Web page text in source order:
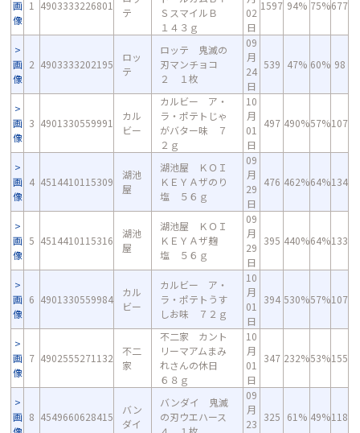
画
像
1 4903333226801
テ
ＳスマイルＢ
１４３ｇ
02
日
1597 94% 75%677
画
像
2 4903333202195
ロッ
テ
ロッテ 鬼滅の
刃マンチョコ
２ １枚
09
月
24
日
539 47% 60% 98
画
像
3 4901330559991
カル
ビー
カルビー ア・
ラ・ポテトじゃ
がバター味 ７
２ｇ
10
月
01
日
497 490%57%107
画
像
4 4514410115309
湖池
屋
湖池屋 ＫＯＩ
ＫＥＹＡザのり
塩 ５６ｇ
09
月
29
日
476 462%64%134
画
像
5 4514410115316
湖池
屋
湖池屋 ＫＯＩ
ＫＥＹＡザ麹
塩 ５６ｇ
09
月
29
日
395 440%64%133
画
像
6 4901330559984
カル
ビー
カルビー ア・
ラ・ポテトうす
しお味 ７２ｇ
10
月
01
日
394 530%57%107
画
像
7 4902555271132
不二
家
不二家 カント
リーマアムまみ
れさんの休日
６８ｇ
10
月
01
日
347 232%53%155
画 8 4549660628415
バン
ダイ
バンダイ 鬼滅
の刃ウエハース
09
月
23
325 61% 49%118